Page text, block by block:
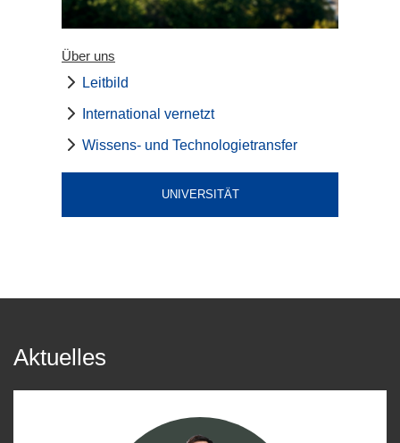
Über uns
Leitbild
International vernetzt
Wissens- und Technologietransfer
UNIVERSITÄT
Aktuelles